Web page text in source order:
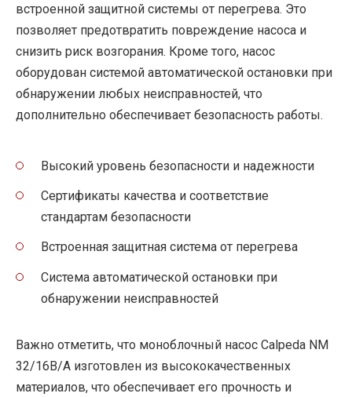
встроенной защитной системы от перегрева. Это
позволяет предотвратить повреждение насоса и
снизить риск возгорания. Кроме того, насос
оборудован системой автоматической остановки при
обнаружении любых неисправностей, что
дополнительно обеспечивает безопасность работы.
Высокий уровень безопасности и надежности
Сертификаты качества и соответствие
стандартам безопасности
Встроенная защитная система от перегрева
Система автоматической остановки при
обнаружении неисправностей
Важно отметить, что моноблочный насос Calpeda NM
32/16B/A изготовлен из высококачественных
материалов, что обеспечивает его прочность и